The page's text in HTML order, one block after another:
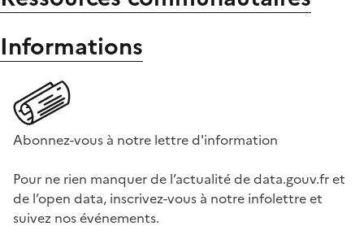
Informations
Abonnez-vous à notre lettre d'information
Pour ne rien manquer de l’actualité de data.gouv.fr et
de l’open data, inscrivez-vous à notre infolettre et
suivez nos événements.